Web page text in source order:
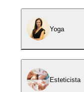
Yoga
Esteticista